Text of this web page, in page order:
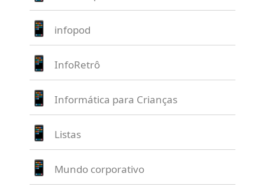
infopod
InfoRetrô
Informática para Crianças
Listas
Mundo corporativo